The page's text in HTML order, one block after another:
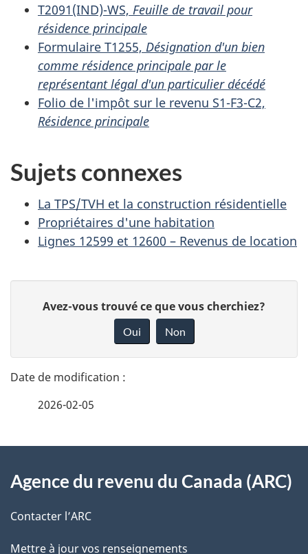
T2091(IND)-WS, Feuille de travail pour
résidence principale
Formulaire T1255, Désignation d'un bien
comme résidence principale par le
représentant légal d'un particulier décédé
Folio de l'impôt sur le revenu S1-F3-C2,
Résidence principale
Sujets connexes
La TPS/TVH et la construction résidentielle
Propriétaires d'une habitation
Lignes 12599 et 12600 – Revenus de location
t
a
l
s
n
o
t
r
e
Avez-vous trouvé ce que vous cherchiez?
Oui Non
2026-02-05
propos
de
Agence du revenu du Canada (ARC)
Contacter l’ARC
Mettre à jour vos renseignements